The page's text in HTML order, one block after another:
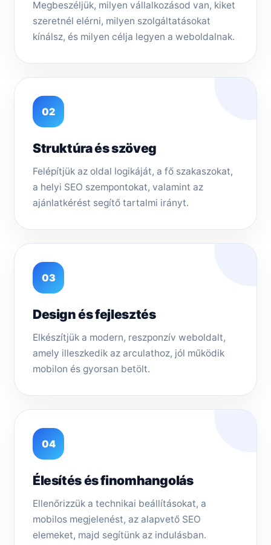
Megbeszéljük, milyen vállalkozásod van, kiket
szeretnél elérni, milyen szolgáltatásokat
kínálsz, és milyen célja legyen a weboldalnak.
02
Struktúra és szöveg
Felépítjük az oldal logikáját, a fő szakaszokat,
a helyi SEO szempontokat, valamint az
ajánlatkérést segítő tartalmi irányt.
03
Design és fejlesztés
Elkészítjük a modern, reszponzív weboldalt,
amely illeszkedik az arculathoz, jól működik
mobilon és gyorsan betölt.
04
Élesítés és finomhangolás
Ellenőrizzük a technikai beállításokat, a
mobilos megjelenést, az alapvető SEO
elemeket, majd segítünk az indulásban.